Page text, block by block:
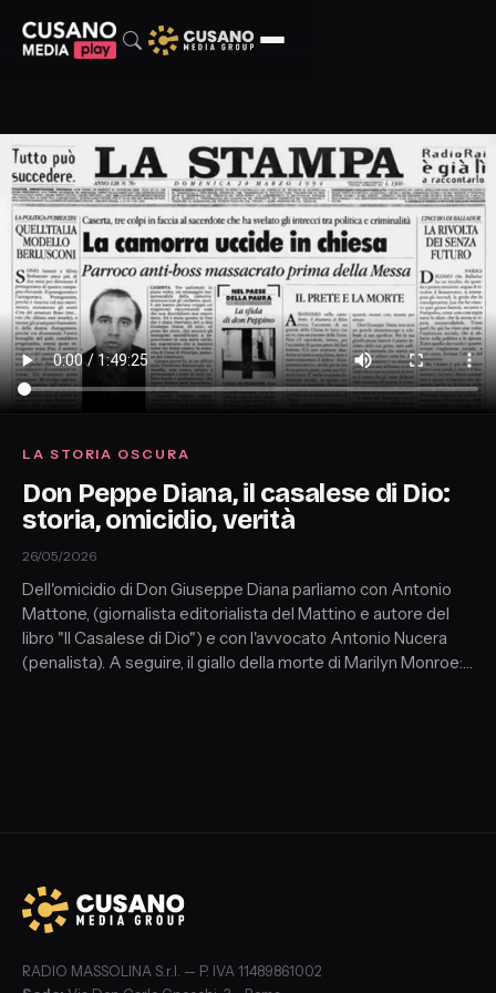
LA STORIA OSCURA
Don Peppe Diana, il casalese di Dio:
storia, omicidio, verità
26/05/2026
Dell'omicidio di Don Giuseppe Diana parliamo con Antonio
Mattone, (giornalista editorialista del Mattino e autore del
libro "Il Casalese di Dio") e con l'avvocato Antonio Nucera
(penalista). A seguire, il giallo della morte di Marilyn Monroe:
RADIO MASSOLINA S.r.l. — P. IVA 11489861002